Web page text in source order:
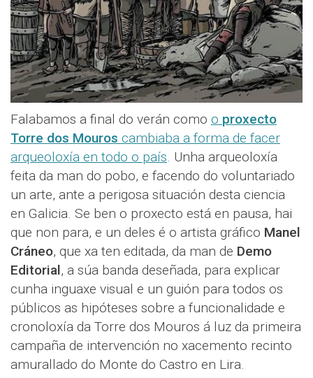
Falabamos a final do verán como o proxecto
Torre dos Mouros cambiaba a forma de facer
arqueoloxía en todo o país. Unha arqueoloxía
feita da man do pobo, e facendo do voluntariado
un arte, ante a perigosa situación desta ciencia
en Galicia. Se ben o proxecto está en pausa, hai
que non para, e un deles é o artista gráfico Manel
Cráneo, que xa ten editada, da man de Demo
Editorial, a súa banda deseñada, para explicar
cunha inguaxe visual e un guión para todos os
públicos as hipóteses sobre a funcionalidade e
cronoloxía da Torre dos Mouros á luz da primeira
campaña de intervención no xacemento recinto
amurallado do Monte do Castro en Lira.